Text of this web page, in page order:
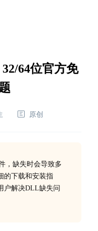
64位官方免
原创
，缺失时会导致多
的下载和安装指
户解决DLL缺失问